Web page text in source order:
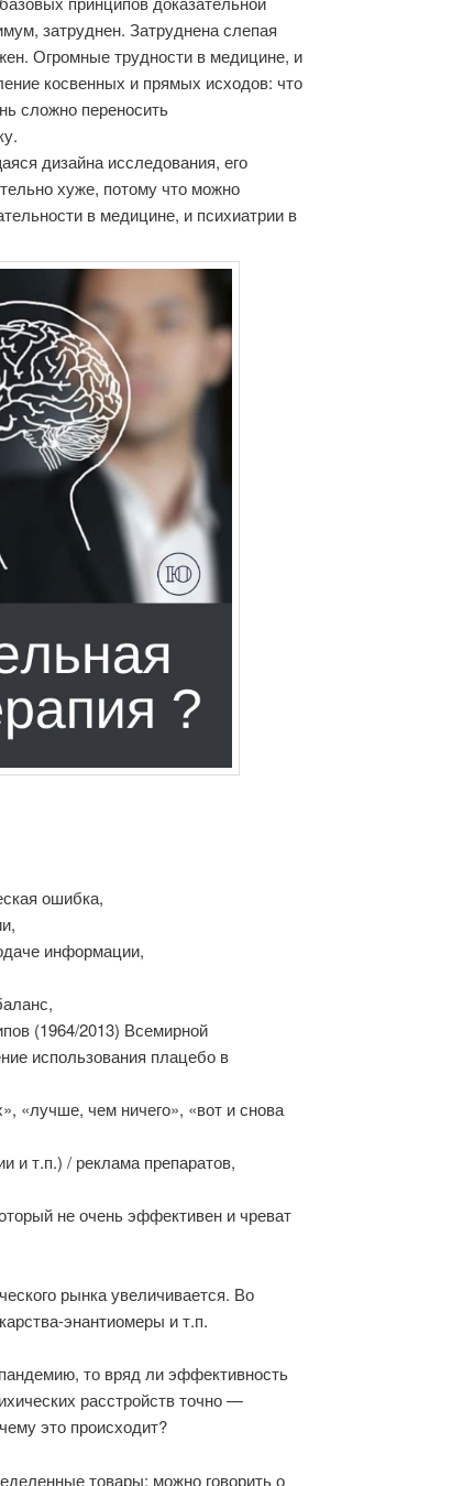
затруднен. Затруднена слепая
Огромные трудности в медицине, и
косвенных и прямых исходов: что
сложно переносить
дизайна исследования, его
хуже, потому что можно
в медицине, и психиатрии в
ошибка,
информации,
(1964/2013) Всемирной
использования плацебо в
«лучше, чем ничего», «вот и снова
и т.п.) / реклама препаратов,
не очень эффективен и чреват
рынка увеличивается. Во
энантиомеры и т.п.
то вряд ли эффективность
расстройств точно —
это происходит?
товары: можно говорить о